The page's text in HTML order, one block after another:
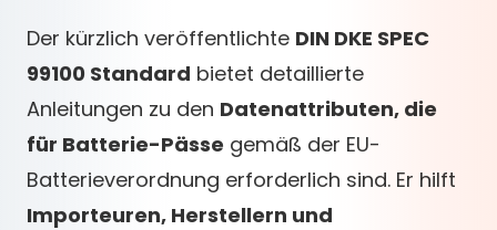
Der kürzlich veröffentlichte DIN DKE SPEC
99100 Standard bietet detaillierte
Anleitungen zu den Datenattributen, die
für Batterie-Pässe gemäß der EU-
Batterieverordnung erforderlich sind. Er hilft
Importeuren, Herstellern und